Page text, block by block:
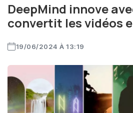
DeepMind innove
convertit les vidéos
19/06/2024 À 13:19